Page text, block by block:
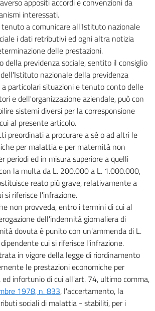
appositi accordi e convenzioni da
interessati.
a comunicare all'Istituto nazionale
i dati retributivi ed ogni altra notizia
delle prestazioni.
della previdenza sociale, sentito il consiglio
nazionale della previdenza
a particolari situazioni e tenuto conto delle
e dell'organizzazione aziendale, può con
sistemi diversi per la corresponsione
al presente articolo.
preordinati a procurare a sé o ad altri le
per malattia e per maternità non
periodi ed in misura superiore a quelli
la multa da L. 200.000 a L. 1.000.000,
reato più grave, relativamente a
si riferisce l'infrazione.
non provveda, entro i termini di cui al
dell'indennità giornaliera di
dovuta è punito con un'ammenda di L.
cui si riferisce l'infrazione.
in vigore della legge di riordinamento
le prestazioni economiche per
infortunio di cui all'art. 74, ultimo comma,
1978, n. 833, l'accertamento, la
sociali di malattia - stabiliti, per i